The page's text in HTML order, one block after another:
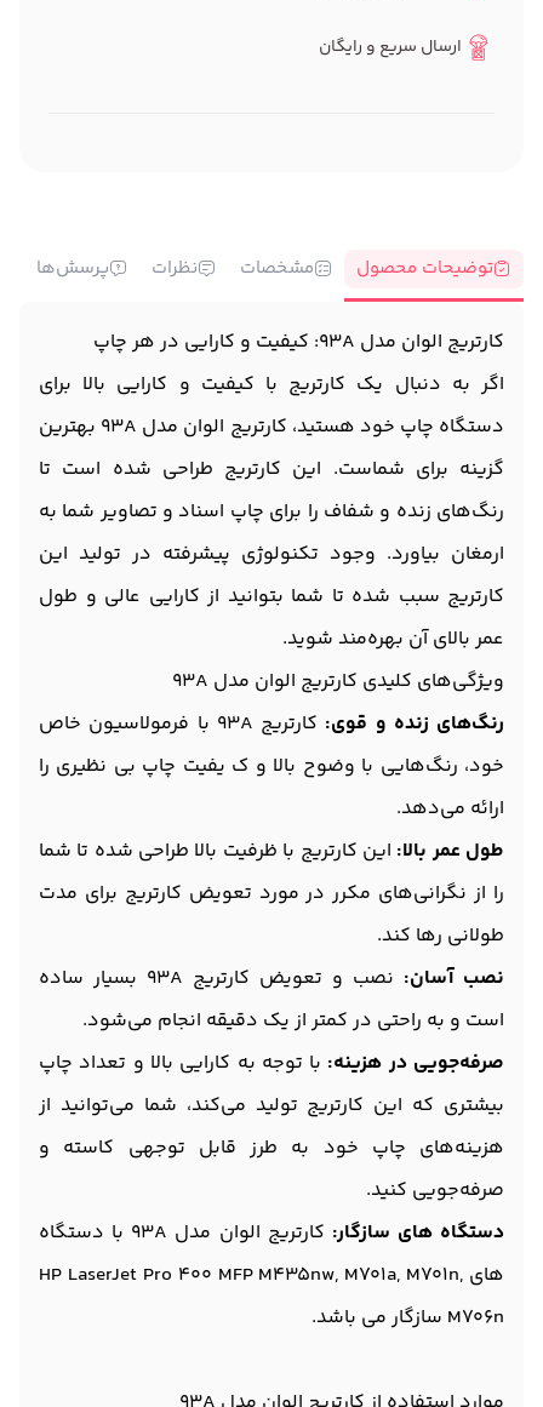
ارسال سریع و رایگان
توضیحات محصول مشخصات نظرات پرسش‌ها
کارتریج الوان مدل 93A: کیفیت و کارایی در هر چاپ
اگر به دنبال یک کارتریج با کیفیت و کارایی بالا برای
دستگاه چاپ خود هستید، کارتریج الوان مدل 93A بهترین
گزینه برای شماست. این کارتریج طراحی شده است تا
رنگ‌های زنده و شفاف را برای چاپ اسناد و تصاویر شما به
ارمغان بیاورد. وجود تکنولوژی پیشرفته در تولید این
کارتریج سبب شده تا شما بتوانید از کارایی عالی و طول
عمر بالای آن بهره‌مند شوید.
ویژگی‌های کلیدی کارتریج الوان مدل 93A
رنگ‌های زنده و قوی:
کارتریج 93A با فرمولاسیون خاص
خود، رنگ‌هایی با وضوح بالا و ک یفیت چاپ بی نظیری را
ارائه می‌دهد.
طول عمر بالا: این کارتریج با ظرفیت بالا طراحی شده تا شما
را از نگرانی‌های مکرر در مورد تعویض کارتریج برای مدت
طولانی رها کند.
نصب آسان:
نصب و تعویض کارتریج 93A بسیار ساده
است و به راحتی در کمتر از یک دقیقه انجام می‌شود.
صرفه‌جویی در هزینه: با توجه به کارایی بالا و تعداد چاپ
بیشتری که این کارتریج تولید می‌کند، شما می‌توانید از
هزینه‌های چاپ خود به طرز قابل توجهی کاسته و
صرفه‌جویی کنید.
دستگاه های سازگار:
کارتریج الوان مدل 93A با دستگاه
های HP LaserJet Pro 400 MFP M435nw, M701a, M701n,
M706n سازگار می باشد.